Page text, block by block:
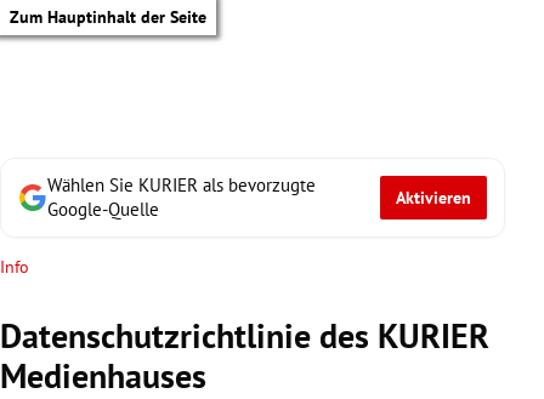
Zum Hauptinhalt der Seite
Wählen Sie KURIER als bevorzugte
Google-Quelle
Aktivieren
Info
Datenschutzrichtlinie des KURIER
Medienhauses